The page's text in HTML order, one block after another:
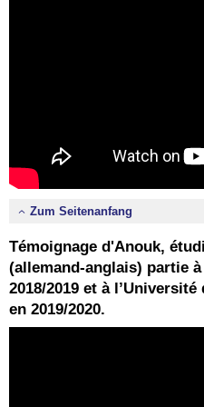
Zum Seitenanfang
Témoignage d'Anouk,
(allemand-anglais) partie
2018/2019 et à
en 2019/2020.